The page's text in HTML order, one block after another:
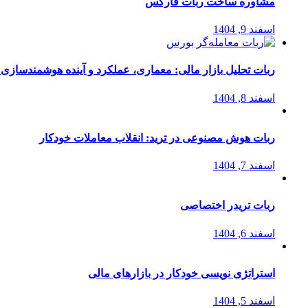
اسفند 9, 1404
ربات تحلیل بازار مالی: معماری، عملکرد و آینده
اسفند 8, 1404
ربات هوش مصنوعی در ترید: انقلاب معاملات خودکار
اسفند 7, 1404
ربات تریدر اختصاصی
اسفند 6, 1404
استراتژی‌ نویسی خودکار در بازارهای مالی
اسفند 5, 1404